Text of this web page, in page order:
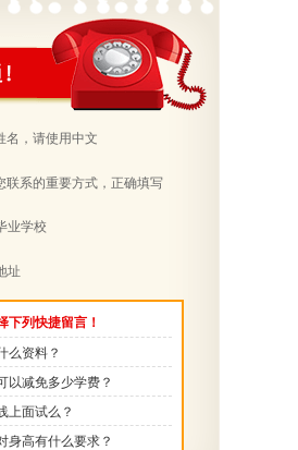
名，请使用中文
联系的重要方式，正确填写
业学校
址
下列快捷留言！
么资料？
以减免多少学费？
上面试么？
身高有什么要求？